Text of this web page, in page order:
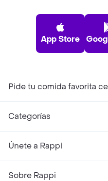
App Store
Pide tu comida favorita
Categorías
Únete a Rappi
Sobre Rappi